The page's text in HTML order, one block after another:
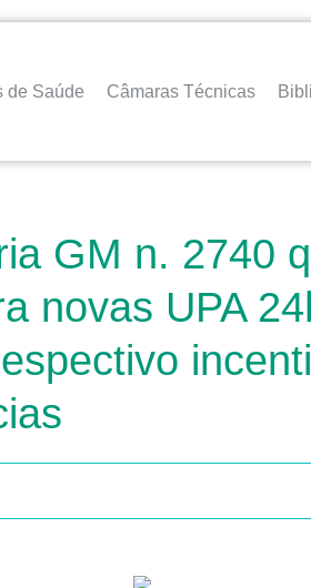
de Saúde Câmaras Técnicas
GM n. 2740
novas UPA